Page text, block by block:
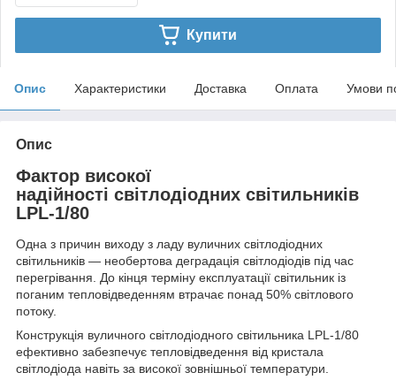
Купити
Опис Характеристики Доставка Оплата Умови
Опис
Фактор високої
надійності світлодіодних світильників
LPL-1/80
Одна з причин виходу з ладу вуличних світлодіодних
світильників — необертова деградація світлодіодів під час
перегрівання. До кінця терміну експлуатації світильник із
поганим тепловідведенням втрачає понад 50% світлового
потоку.
Конструкція вуличного світлодіодного світильника LPL-1/80
ефективно забезпечує тепловідведення від кристала
світлодіода навіть за високої зовнішньої температури.